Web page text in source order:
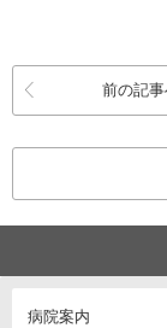
前の記事
病院案内